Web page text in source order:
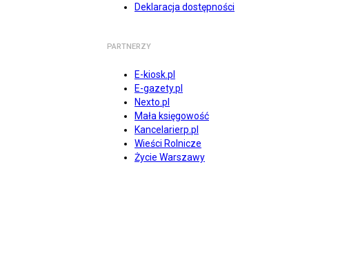
Deklaracja dostępności
PARTNERZY
E-kiosk.pl
E-gazety.pl
Nexto.pl
Mała księgowość
Kancelarierp.pl
Wieści Rolnicze
Życie Warszawy